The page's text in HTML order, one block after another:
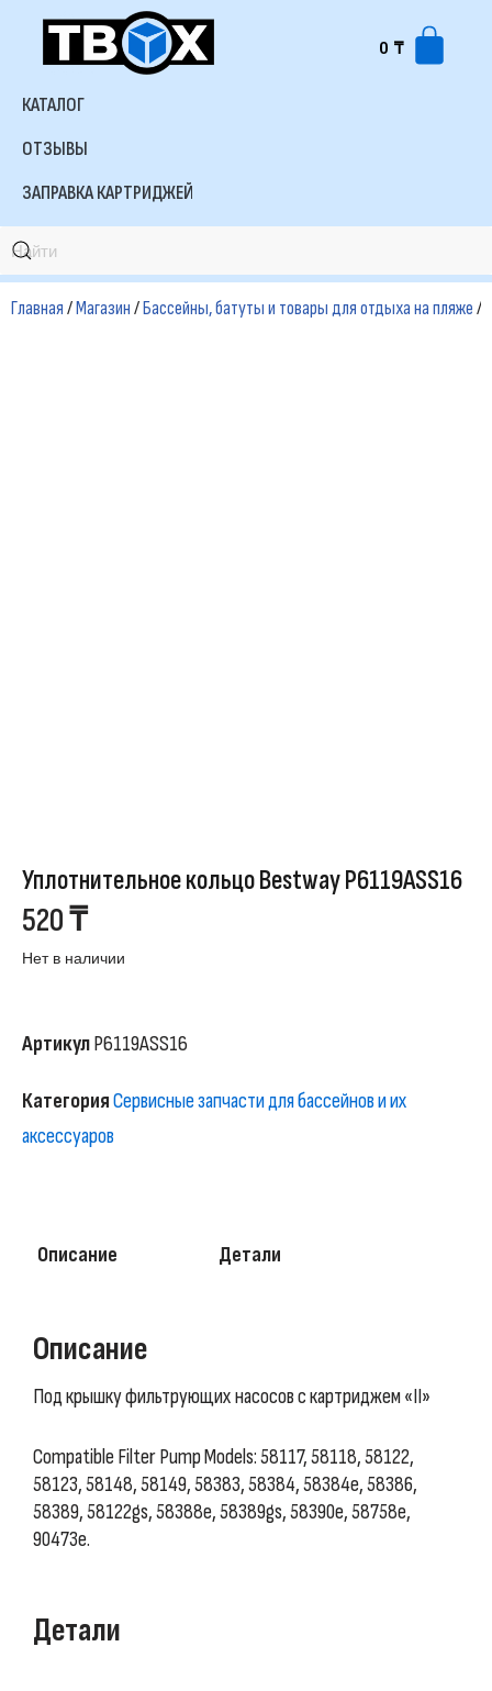
Перейти
содержимому
0 ₸
КАТАЛОГ
ОТЗЫВЫ
ЗАПРАВКА КАРТРИДЖЕЙ
Главная/Магазин/Бассейны, батуты и товары для отдыха на пляже/
Уплотнительное кольцо Bestway P6119ASS16
520₸
Нет в наличии
АртикулP6119ASS16
КатегорияСервисные запчасти для бассейнов и их
аксессуаров
Описание Детали
Описание
Под крышку фильтрующих насосов с картриджем «II»
Compatible Filter Pump Models: 58117, 58118, 58122,
58123, 58148, 58149, 58383, 58384, 58384e, 58386,
58389, 58122gs, 58388e, 58389gs, 58390e, 58758e,
90473e.
Детали